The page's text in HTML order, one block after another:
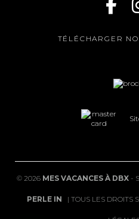
TÉLÉCHARGER
© 2026 MES VACANCES À DBX-
PERLE IN | TOUS LES DROITS